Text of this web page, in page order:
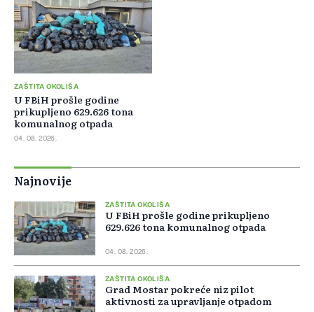
ZAŠTITA OKOLIŠA
U FBiH prošle godine
prikupljeno 629.626 tona
komunalnog otpada
04. 08. 2026.
Najnovije
ZAŠTITA OKOLIŠA
U FBiH prošle godine prikupljeno
629.626 tona komunalnog otpada
04. 08. 2026.
ZAŠTITA OKOLIŠA
Grad Mostar pokreće niz pilot
aktivnosti za upravljanje otpadom